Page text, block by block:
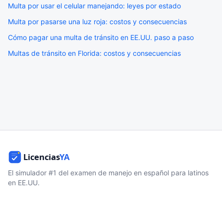
Multa por usar el celular manejando: leyes por estado
Multa por pasarse una luz roja: costos y consecuencias
Cómo pagar una multa de tránsito en EE.UU. paso a paso
Multas de tránsito en Florida: costos y consecuencias
El simulador #1 del examen de manejo en español para latinos
en EE.UU.